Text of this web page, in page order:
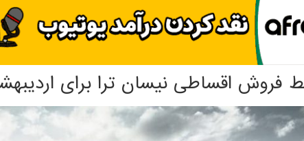
فروش اقساطی نیسان ترا برای